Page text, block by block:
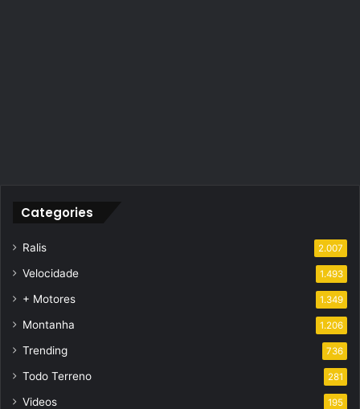
Categories
Ralis 2.007
Velocidade 1.493
+ Motores 1.349
Montanha 1.206
Trending 736
Todo Terreno 281
Videos 195